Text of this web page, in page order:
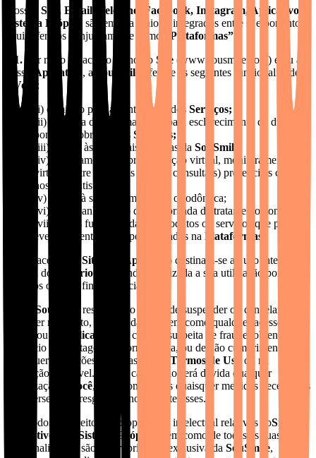
Nossos
Site, Email, Telefone, Facebook, Instagram, Aplicativo e
Sistema Próprio
são em sua maioria integrados entre si e portanto
aqui referidos conjuntamente como
“Plataformas”
4.1.Por meio do acesso ao nosso Site (www.sousmile.com) e/ou ao
nosso
Aplicativo , a SouSmile
oferece as seguintes funcionalidades
Você
:
(i) caminho para a contratação dos Serviços;
(ii) consulta de informações e para esclarecimento de dúvidas
pontuais sobre nossos Serviços;
(iii) acesso às principais políticas da SouSmile;
(iv) agendamento de pré-avaliação virtual, monitoramentos
virtuais entre consultas e/ou de consulta(s) presenciais com
nossos dentistas;
(v) acesso à sua documentação ortodôntica;
(vi) acompanhamento da sua jornada de tratamento conosco; e
(vii) outras funcionalidades, produtos ou serviços que possam
eventualmente ser disponibilizados na Plataformas.
O acesso aoSite Aplicativo destinam-se ao uso interno e
pessoal do
Usuário , não sendo autorizada a sua utilização por
terceiros ou para fins comerciais.
SouSmile
reserva-se o direito de suspender ou cancelar, a
qualquer momento, o seu cadastro, bem como qualquer acesso seu
ou ao Aplicativo
em caso de suspeita de fraude, obtenção de
benefício ou vantagem de forma ilícita, ou de não cumprimento de
quaisquer condições previstas nestes Termos de Uso
ou na
legislação aplicável. Nesses casos, não será devida qualquer
indenização a
Você, e nós tomaremos quaisquer medidas necessárias
para perseguir e resguardar nossos interesses.
Todos os direitos de propriedade intelectual relativos aoSite
Aplicativo
Sistema Próprio
, bem como de todas as suas
funcionalidades, são de propriedade exclusiva da SouSmile,